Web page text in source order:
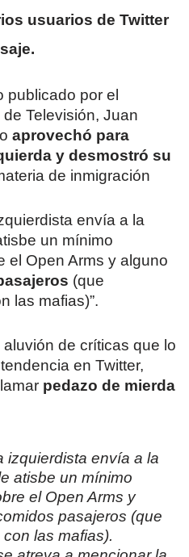
usuarios de Twitter
publicado por el
Televisión, Juan
aprovechó para
y desmostró su
de inmigración
envía a la
un mínimo
el Open Arms y alguno
(que
las mafias)”.
de críticas que lo
en Twitter,
pedazo de mierda
izquierdista envía a la
atisbe un mínimo
el Open Arms y
pasajeros (que
las mafias).